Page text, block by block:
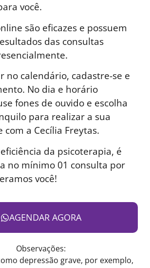
você.
são eficazes e possuem
das consultas
no calendário, cadastre-se e
No dia e horário
fones de ouvido e escolha
para realizar a sua
com a Cecília Freytas.
da psicoterapia, é
no mínimo 01 consulta por
você!
AGENDAR AGORA
Observações:
depressão grave, por exemplo,